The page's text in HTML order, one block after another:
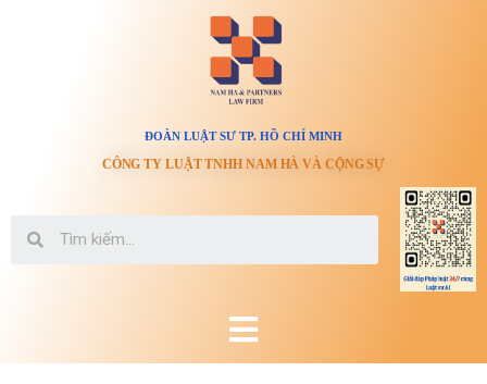
ĐOÀN LUẬT SƯ TP. HỒ CHÍ MINH
CÔNG TY LUẬT TNHH NAM HÀ VÀ CỘNG SỰ